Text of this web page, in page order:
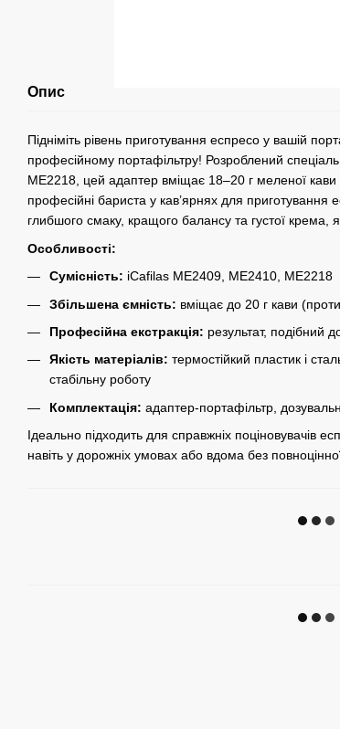
Опис
Підніміть рівень приготування еспресо у вашій
професійному портафільтру! Розроблений
ME2218, цей адаптер вміщає 18–20 г меленої
професійні бариста у кав’ярнях для приготування
глибшого смаку, кращого балансу та густої крема,
Особливості:
Сумісність: iCafilas ME2409, ME2410, ME2218
Збільшена ємність: вміщає до 20 г кави
Професійна екстракція: результат, подібний
Якість матеріалів: термостійкий пластик і
стабільну роботу
Комплектація: адаптер-портафільтр,
Ідеально підходить для справжніх поціновувачів
навіть у дорожніх умовах або вдома без